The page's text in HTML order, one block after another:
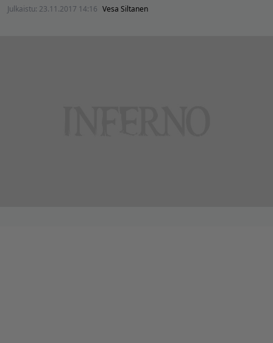
Julkaistu: 23.11.2017 14:16 Vesa Siltanen